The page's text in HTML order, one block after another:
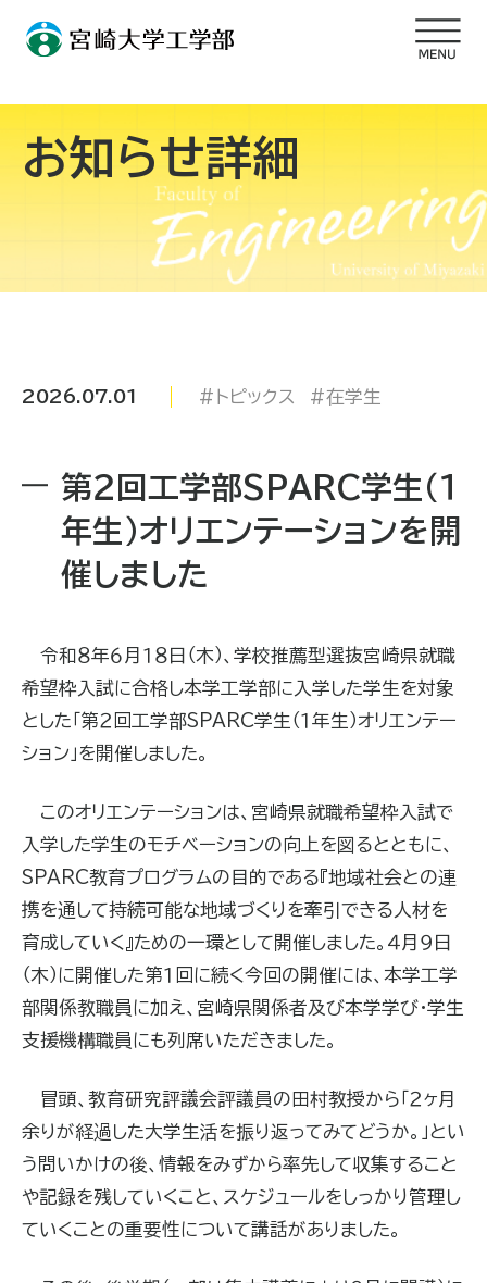
お知らせ詳細
2026.07.01 トピックス 在学生
第２回工学部SPARC学生（１
年生）オリエンテーションを開
催しました
令和８年６月１８日（木）、学校推薦型選抜宮崎県就職
希望枠入試に合格し本学工学部に入学した学生を対象
とした「第２回工学部SPARC学生（１年生）オリエンテー
ション」を開催しました。
このオリエンテーションは、宮崎県就職希望枠入試で
入学した学生のモチベーションの向上を図るとともに、
SPARC教育プログラムの目的である『地域社会との連
携を通して持続可能な地域づくりを牽引できる人材を
育成していく』ための一環として開催しました。４月９日
（木）に開催した第１回に続く今回の開催には、本学工学
部関係教職員に加え、宮崎県関係者及び本学学び・学生
支援機構職員にも列席いただきました。
冒頭、教育研究評議会評議員の田村教授から「２ヶ月
余りが経過した大学生活を振り返ってみてどうか。」とい
う問いかけの後、情報をみずから率先して収集すること
や記録を残していくこと、スケジュールをしっかり管理し
ていくことの重要性について講話がありました。